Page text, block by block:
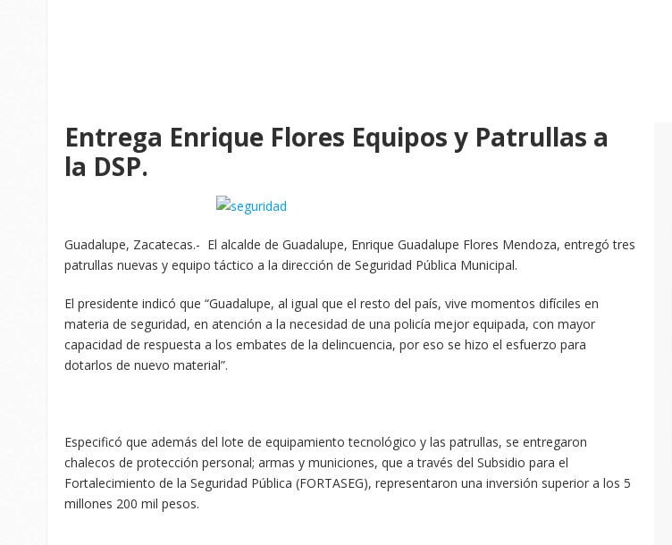
Entrega Enrique Flores Equipos y Patrullas a
la DSP.
Guadalupe, Zacatecas.- El alcalde de Guadalupe, Enrique Guadalupe Flores Mendoza, entregó tres
patrullas nuevas y equipo táctico a la dirección de Seguridad Pública Municipal.
El presidente indicó que “Guadalupe, al igual que el resto del país, vive momentos difíciles en
materia de seguridad, en atención a la necesidad de una policía mejor equipada, con mayor
capacidad de respuesta a los embates de la delincuencia, por eso se hizo el esfuerzo para
dotarlos de nuevo material”.
Especificó que además del lote de equipamiento tecnológico y las patrullas, se entregaron
chalecos de protección personal; armas y municiones, que a través del Subsidio para el
Fortalecimiento de la Seguridad Pública (FORTASEG), representaron una inversión superior a los 5
millones 200 mil pesos.